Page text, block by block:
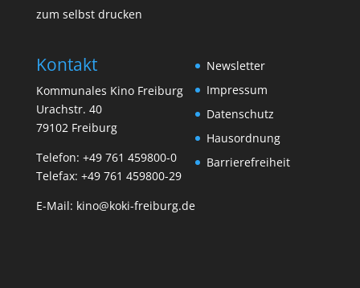
zum selbst drucken
Kontakt
Kommunales Kino Freiburg
Urachstr. 40
79102 Freiburg
Telefon: +49 761 459800-0
Telefax: +49 761 459800-29
E-Mail: kino@koki-freiburg.de
Newsletter
Impressum
Datenschutz
Hausordnung
Barrierefreiheit